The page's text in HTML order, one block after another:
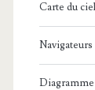
Carte du